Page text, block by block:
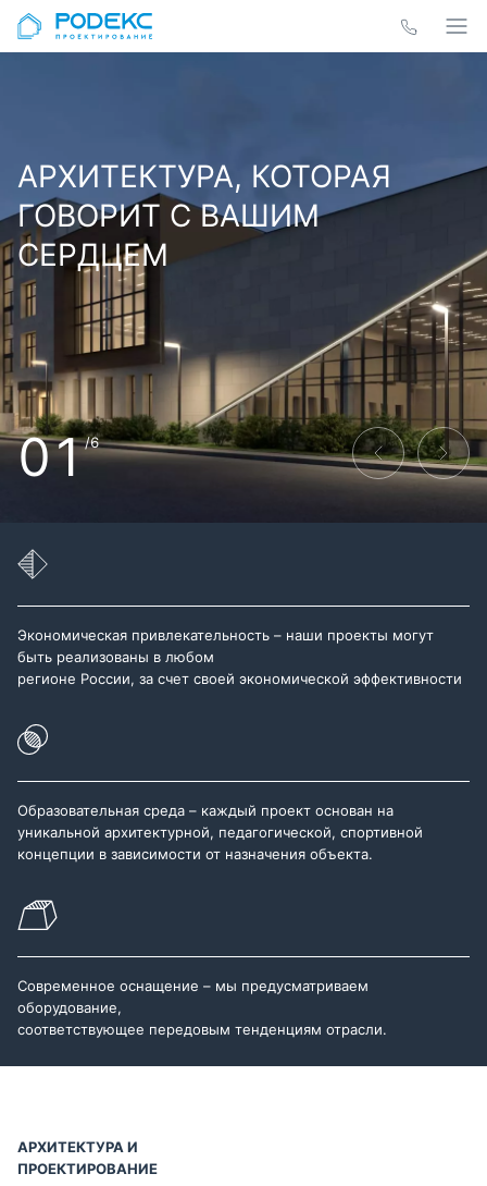
АРХИТЕКТУРА, КОТОРАЯ
ГОВОРИТ С ВАШИМ
СЕРДЦЕМ
01/6
Экономическая привлекательность – наши проекты могут
быть реализованы в любом
регионе России, за счет своей экономической эффективности
Образовательная среда – каждый проект основан на
уникальной архитектурной, педагогической, спортивной
концепции в зависимости от назначения объекта.
Современное оснащение – мы предусматриваем
оборудование,
соответствующее передовым тенденциям отрасли.
АРХИТЕКТУРА И
ПРОЕКТИРОВАНИЕ